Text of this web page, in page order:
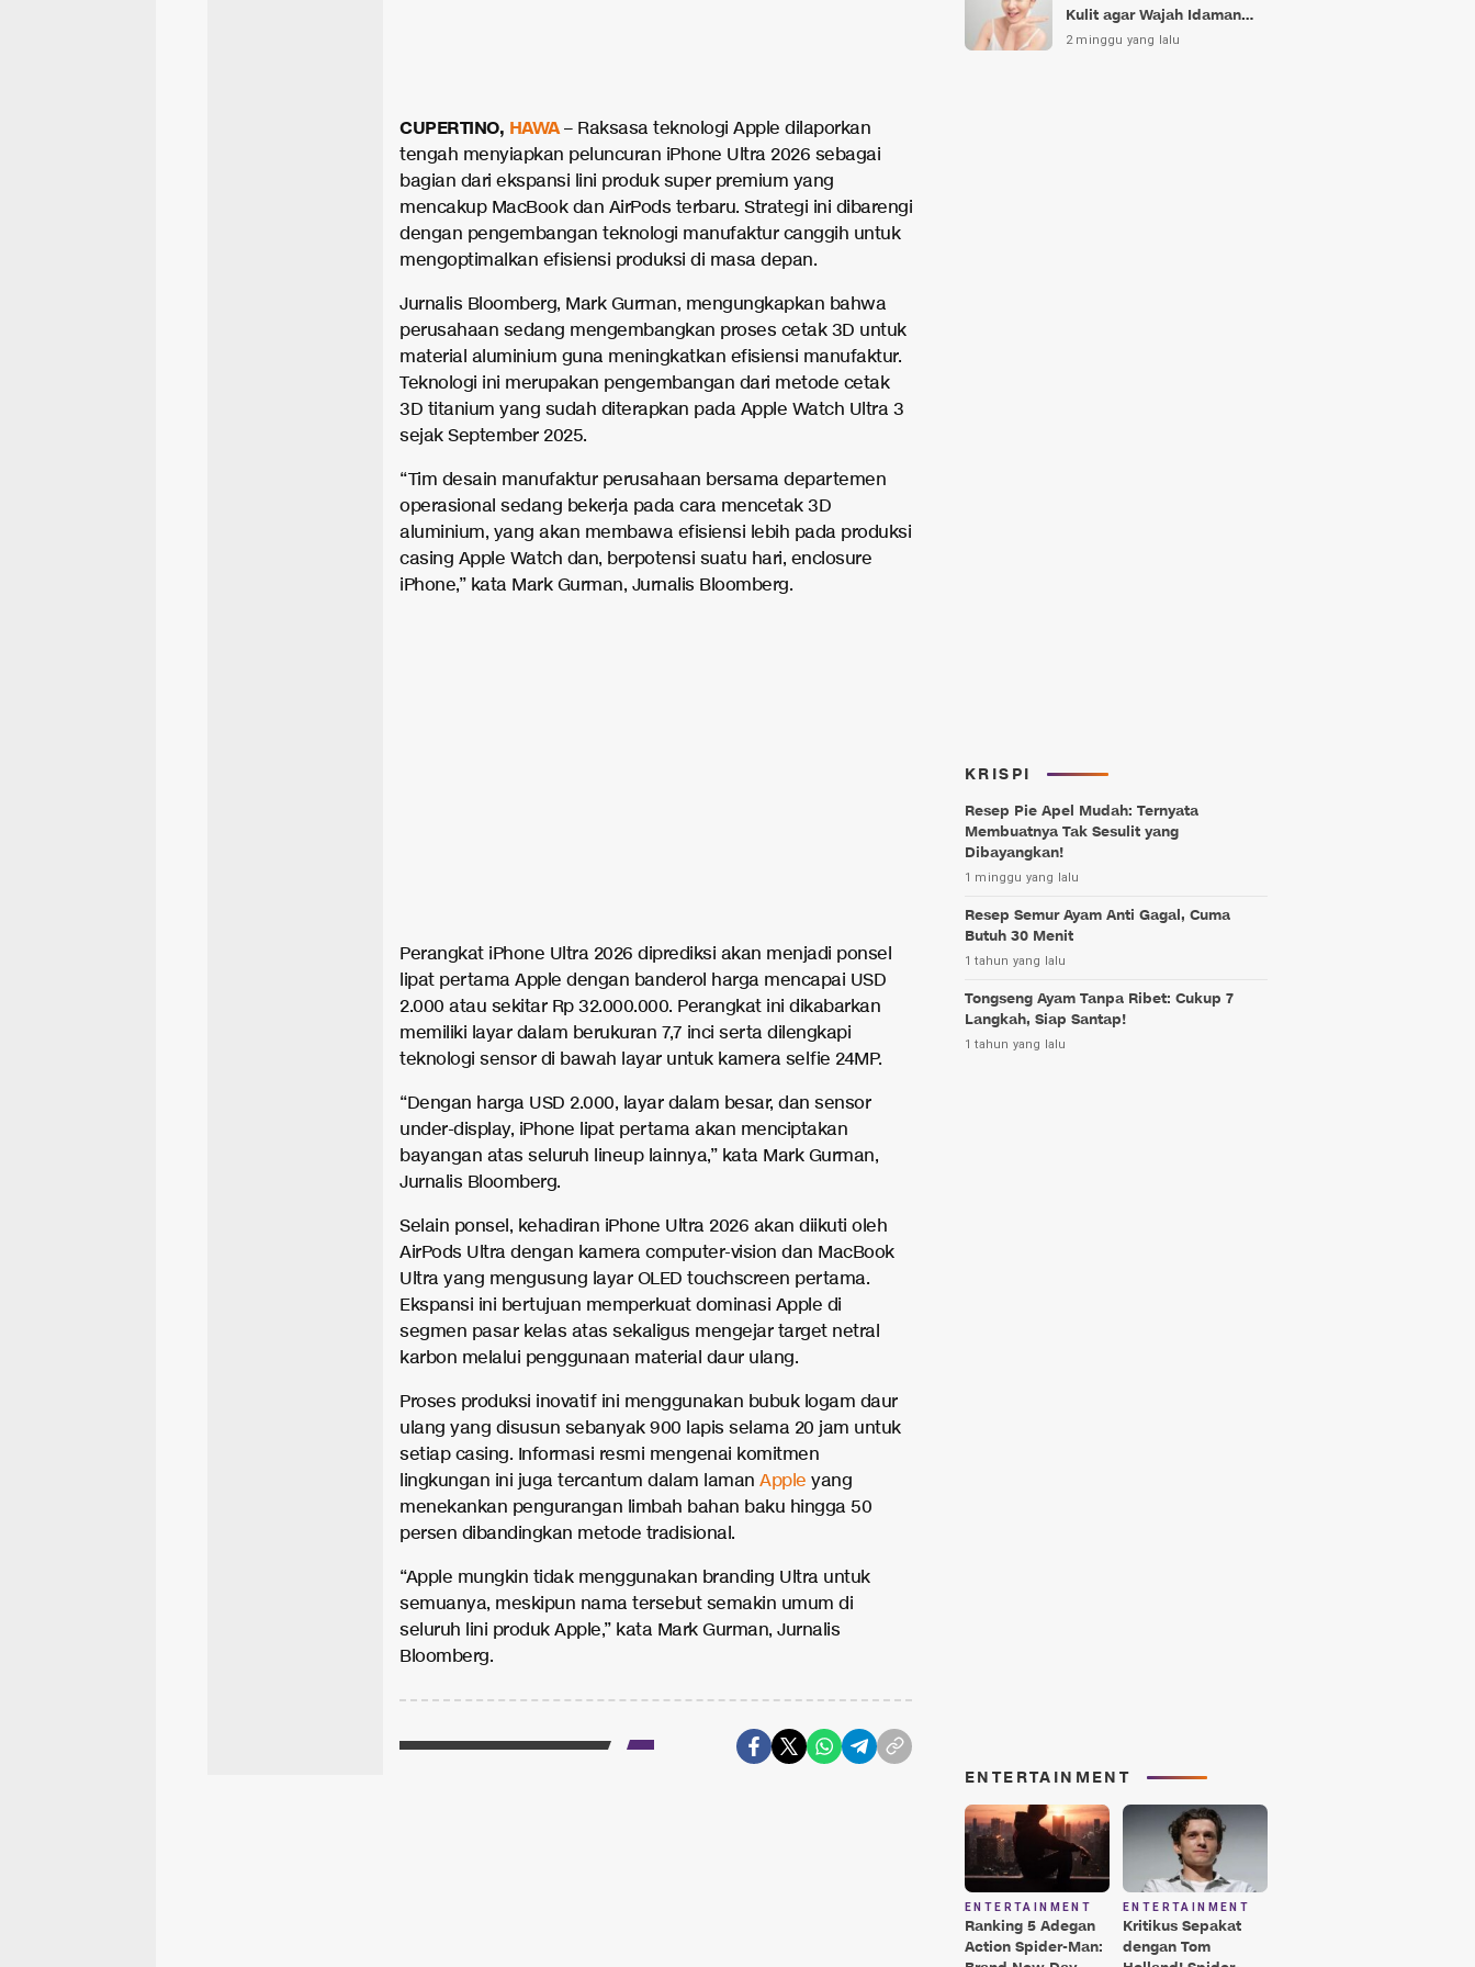
CUPERTINO, HAWA– Raksasa teknologi Apple dilaporkan
tengah menyiapkan peluncuran iPhone Ultra 2026 sebagai
bagian dari ekspansi lini produk super premium yang
mencakup MacBook dan AirPods terbaru. Strategi ini dibarengi
dengan pengembangan teknologi manufaktur canggih untuk
mengoptimalkan efisiensi produksi di masa depan.
Jurnalis Bloomberg, Mark Gurman, mengungkapkan bahwa
perusahaan sedang mengembangkan proses cetak 3D untuk
material aluminium guna meningkatkan efisiensi manufaktur.
Teknologi ini merupakan pengembangan dari metode cetak
3D titanium yang sudah diterapkan pada Apple Watch Ultra 3
sejak September 2025.
“Tim desain manufaktur perusahaan bersama departemen
operasional sedang bekerja pada cara mencetak 3D
aluminium, yang akan membawa efisiensi lebih pada produksi
casing Apple Watch dan, berpotensi suatu hari, enclosure
iPhone,” kata Mark Gurman, Jurnalis Bloomberg.
Perangkat iPhone Ultra 2026 diprediksi akan menjadi ponsel
lipat pertama Apple dengan banderol harga mencapai USD
2.000 atau sekitar Rp 32.000.000. Perangkat ini dikabarkan
memiliki layar dalam berukuran 7,7 inci serta dilengkapi
teknologi sensor di bawah layar untuk kamera selfie 24MP.
“Dengan harga USD 2.000, layar dalam besar, dan sensor
under-display, iPhone lipat pertama akan menciptakan
bayangan atas seluruh lineup lainnya,” kata Mark Gurman,
Jurnalis Bloomberg.
Selain ponsel, kehadiran iPhone Ultra 2026 akan diikuti oleh
AirPods Ultra dengan kamera computer-vision dan MacBook
Ultra yang mengusung layar OLED touchscreen pertama.
Ekspansi ini bertujuan memperkuat dominasi Apple di
segmen pasar kelas atas sekaligus mengejar target netral
karbon melalui penggunaan material daur ulang.
Proses produksi inovatif ini menggunakan bubuk logam daur
ulang yang disusun sebanyak 900 lapis selama 20 jam untuk
setiap casing. Informasi resmi mengenai komitmen
lingkungan ini juga tercantum dalam laman Apple yang
menekankan pengurangan limbah bahan baku hingga 50
persen dibandingkan metode tradisional.
“Apple mungkin tidak menggunakan branding Ultra untuk
semuanya, meskipun nama tersebut semakin umum di
seluruh lini produk Apple,” kata Mark Gurman, Jurnalis
Bloomberg.
Kulit agar Wajah Idaman
Bukan Sekadar Mimpi
2 minggu yang lalu
KRISPI
Resep Pie Apel Mudah: Ternyata
Membuatnya Tak Sesulit yang
Dibayangkan!
1 minggu yang lalu
Resep Semur Ayam Anti Gagal, Cuma
Butuh 30 Menit
1 tahun yang lalu
Tongseng Ayam Tanpa Ribet: Cukup 7
Langkah, Siap Santap!
1 tahun yang lalu
ENTERTAINMENT
ENTERTAINMENT
Ranking 5 Adegan
Action Spider-Man:
ENTERTAINMENT
Kritikus Sepakat
dengan Tom